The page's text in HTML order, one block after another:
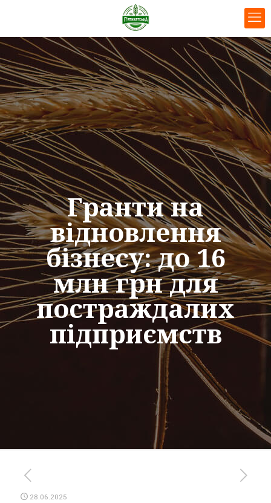
Гранти на
відновлення
бізнесу: до 16
млн грн для
постраждалих
підприємств
28.06.2025